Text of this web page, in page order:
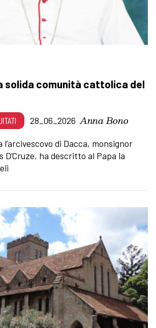
solida comunità cattolica del
28_06_2026 Anna Bono
l’arcivescovo di Dacca, monsignor
D’Cruze, ha descritto al Papa la